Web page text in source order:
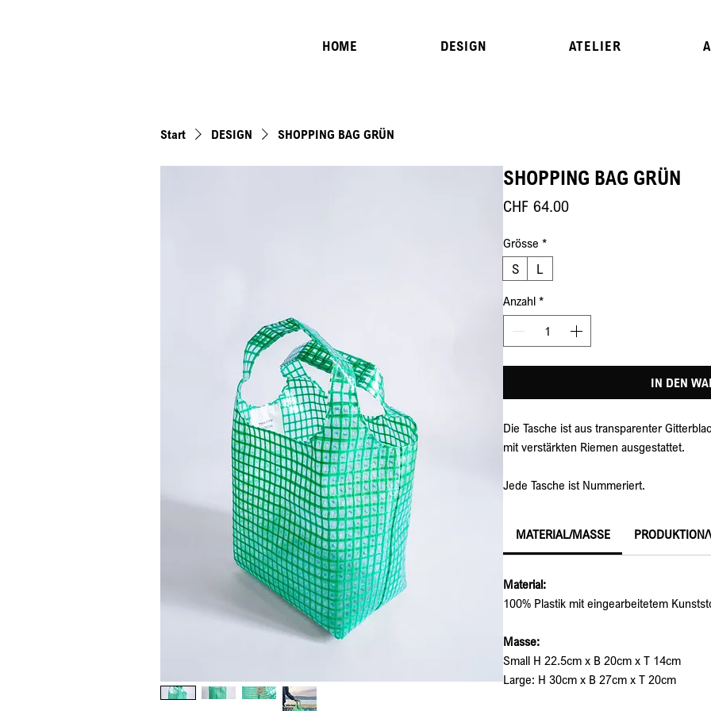
HOME DESIGN ATELIER
Start DESIGN SHOPPING BAG GRÜN
SHOPPING BAG GRÜN
CHF 64.00Preis
Grösse *
S L
Anzahl *
IN DEN
Die Tasche ist aus transparenter
mit verstärkten Riemen ausgestattet.
Jede Tasche ist Nummeriert.
MATERIAL/MASSE
Material:
100% Plastik mit eingearbeitetem
Masse:
Small H 22.5cm x B 20cm x T 14cm
Large: H 30cm x B 27cm x T 20cm